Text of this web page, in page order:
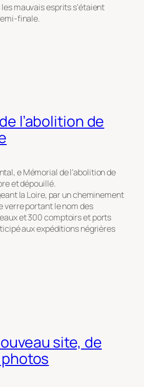
mauvais esprits s’étaient
finale.
l’abolition de
e Mémorial de l’abolition de
et dépouillé.
la Loire, par un cheminement
verre portant le nom des
et 300 comptoirs et ports
aux expéditions négrières
site, de